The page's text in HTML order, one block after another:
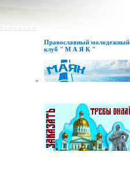
Православный молодежный
клуб " М А Я К "
*